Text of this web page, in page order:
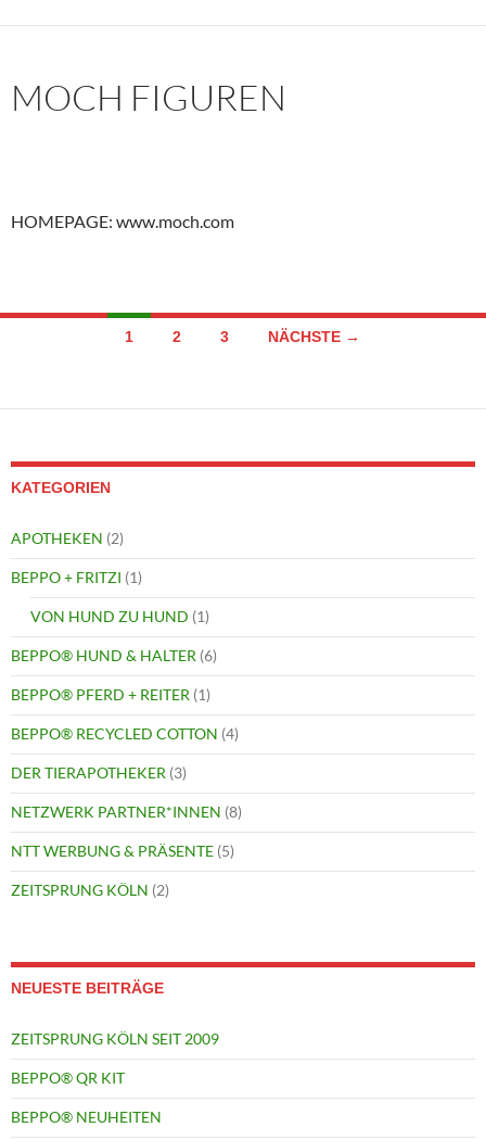
MOCH FIGUREN
HOMEPAGE: www.moch.com
Beitragsnavigation
1 2 3 NÄCHSTE →
KATEGORIEN
APOTHEKEN (2)
BEPPO + FRITZI (1)
VON HUND ZU HUND (1)
BEPPO® HUND & HALTER (6)
BEPPO® PFERD + REITER (1)
BEPPO® RECYCLED COTTON (4)
DER TIERAPOTHEKER (3)
NETZWERK PARTNER*INNEN (8)
NTT WERBUNG & PRÄSENTE (5)
ZEITSPRUNG KÖLN (2)
NEUESTE BEITRÄGE
ZEITSPRUNG KÖLN SEIT 2009
BEPPO® QR KIT
BEPPO® NEUHEITEN